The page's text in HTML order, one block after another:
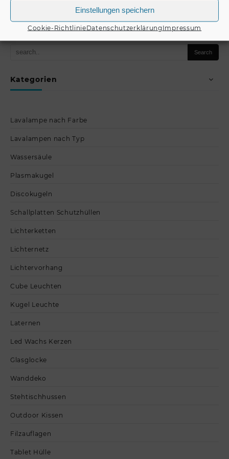
Einstellungen speichern
Cookie-RichtlinieDatenschutzerklärung Impressum
Kategorien
Lavalampe nach Farbe
Lavalampen nach Typ
Wassersäule
Plasmakugel
Discokugeln
Schallplatten Schutzhüllen
Lichterketten
Lichternetz
Lichtervorhang
Cube Leuchten
Kugel Leuchte
Laternen
Led Wachs Kerzen
Glasglocke
Wanddeko
Stehtischhussen
Outdoor Kissen
Filzauflagen
Tablet Hülle
Produkt kaufen
Produkt kaufen